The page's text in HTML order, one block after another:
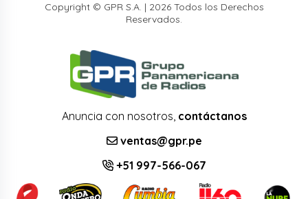
Copyright © GPR S.A. | 2026 Todos los Derechos
Reservados.
Anuncia con nosotros, contáctanos
ventas@gpr.pe
+51 997-566-067